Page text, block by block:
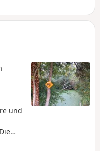
die breiten Waldwege
der Kirche bei
Achtung: Am 19.
ein Teil der Strecke
auf unbestimmte
und